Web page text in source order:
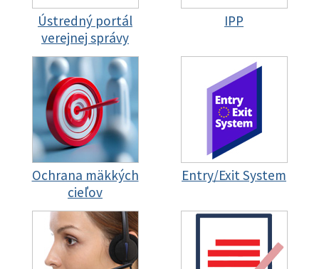
Ústredný portál
verejnej správy
IPP
Ochrana mäkkých
cieľov
Entry/Exit System